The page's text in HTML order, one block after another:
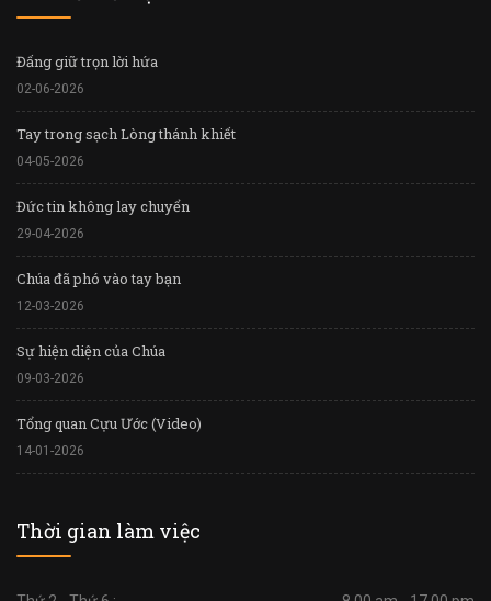
Đấng giữ trọn lời hứa
02-06-2026
Tay trong sạch Lòng thánh khiết
04-05-2026
Đức tin không lay chuyển
29-04-2026
Chúa đã phó vào tay bạn
12-03-2026
Sự hiện diện của Chúa
09-03-2026
Tổng quan Cựu Ước (Video)
14-01-2026
Thời gian làm việc